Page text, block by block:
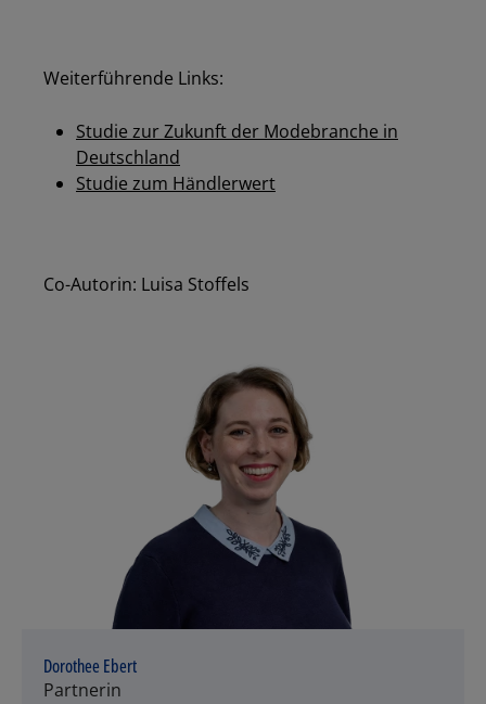
Weiterführende Links:
Studie zur Zukunft der Modebranche in
Deutschland
Studie zum Händlerwert
Co-Autorin: Luisa Stoffels
Dorothee Ebert
Partnerin